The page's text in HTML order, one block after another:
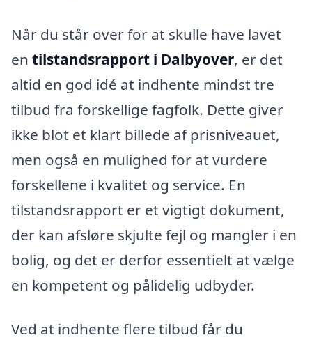
Når du står over for at skulle have lavet
en tilstandsrapport i Dalbyover, er det
altid en god idé at indhente mindst tre
tilbud fra forskellige fagfolk. Dette giver
ikke blot et klart billede af prisniveauet,
men også en mulighed for at vurdere
forskellene i kvalitet og service. En
tilstandsrapport er et vigtigt dokument,
der kan afsløre skjulte fejl og mangler i en
bolig, og det er derfor essentielt at vælge
en kompetent og pålidelig udbyder.
Ved at indhente flere tilbud får du